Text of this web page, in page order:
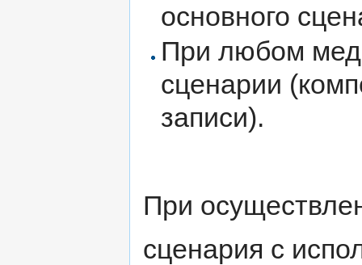
основного
При любом
сценарии
записи).
При
сценария с